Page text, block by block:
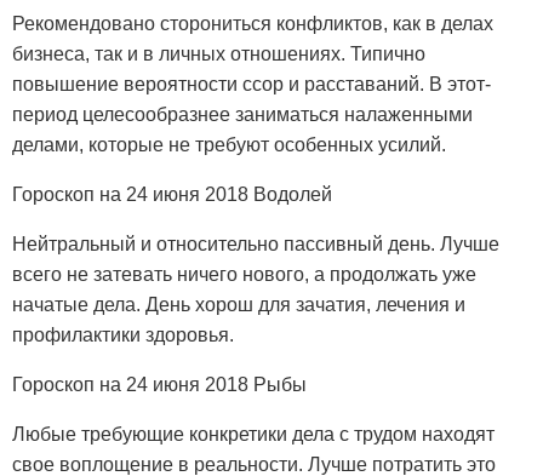
Рекомендовано сторониться конфликтов, как в делах
бизнеса, так и в личных отношениях. Типично
повышение вероятности ссор и расставаний. В этот-
период целесообразнее заниматься налаженными
делами, которые не требуют особенных усилий.
Гороскоп на 24 июня 2018 Водолей
Нейтральный и относительно пассивный день. Лучше
всего не затевать ничего нового, а продолжать уже
начатые дела. День хорош для зачатия, лечения и
профилактики здоровья.
Гороскоп на 24 июня 2018 Рыбы
Любые требующие конкретики дела с трудом находят
свое воплощение в реальности. Лучше потратить это